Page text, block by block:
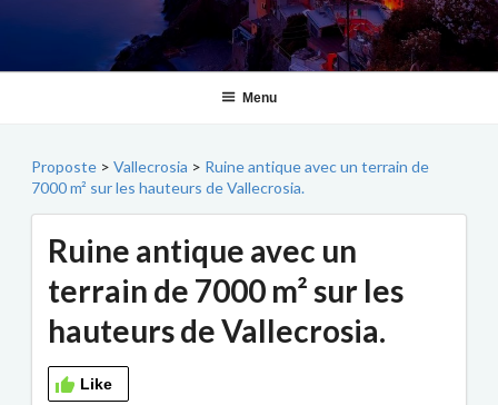
Menu
Proposte > Vallecrosia > Ruine antique avec un terrain de
7000 m² sur les hauteurs de Vallecrosia.
Ruine antique avec un
terrain de 7000 m² sur les
hauteurs de Vallecrosia.
Like